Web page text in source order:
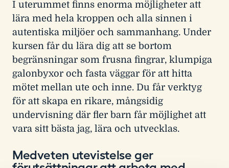
I uterummet finns enorma möjligheter att
lära med hela kroppen och alla sinnen i
autentiska miljöer och sammanhang. Under
kursen får du lära dig att se bortom
begränsningar som frusna fingrar, klumpiga
galonbyxor och fasta väggar för att hitta
mötet mellan ute och inne. Du får verktyg
för att skapa en rikare, mångsidig
undervisning där fler barn får möjlighet att
vara sitt bästa jag, lära och utvecklas.
Medveten utevistelse ger